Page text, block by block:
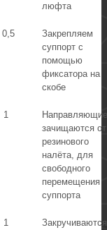
люфта
0,5
Закрепляем
суппорт с
помощью
фиксатора на
скобе
1
Направляющие
зачищаются от
резинового
налёта, для
свободного
перемещения
суппорта
1
Закручиваются